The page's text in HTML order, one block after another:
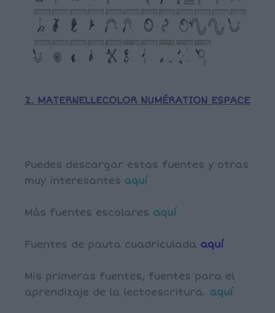
2. MATERNELLECOLOR NUMÉRATION ESPACE
Puedes descargar estas fuentes y otras
muy interesantes aquí
Más fuentes escolares aquí
Fuentes de pauta cuadriculada aquí
Mis primeras fuentes, fuentes para el
aprendizaje de la lectoescritura. aquí